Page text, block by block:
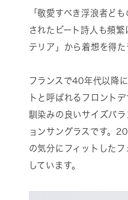
「敬愛すべき浮浪者ど
されたビート詩人も頻
テリア」から着想を得た
フランスで40年代以降
トと呼ばれるフロント
馴染みの良いサイズバ
ョンサングラスです。
の気分にフィットした
しています。